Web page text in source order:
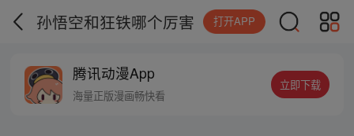
孙悟空和狂铁哪个厉害 打开APP
腾讯动漫App
海量正版漫画畅快看
立即下载